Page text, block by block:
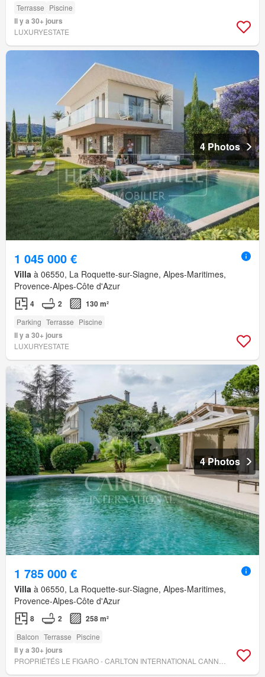
Terrasse Piscine
Il y a 30+ jours
LUXURYESTATE
4 Photos
1 045 000 €
Villa à 06550, La Roquette-sur-Siagne, Alpes-Maritimes,
Provence-Alpes-Côte d'Azur
4 2 130 m²
Parking Terrasse Piscine
Il y a 30+ jours
LUXURYESTATE
4 Photos
1 785 000 €
Villa à 06550, La Roquette-sur-Siagne, Alpes-Maritimes,
Provence-Alpes-Côte d'Azur
8 2 258 m²
Balcon Terrasse Piscine
Il y a 30+ jours